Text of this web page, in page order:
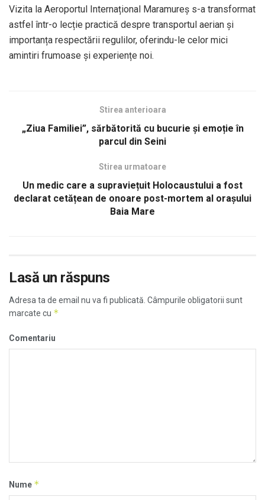
Vizita la Aeroportul Internațional Maramureș s-a transformat
astfel într-o lecție practică despre transportul aerian și
importanța respectării regulilor, oferindu-le celor mici
amintiri frumoase și experiențe noi.
Stirea anterioara
„Ziua Familiei”, sărbătorită cu bucurie și emoție în
parcul din Seini
Stirea urmatoare
Un medic care a supraviețuit Holocaustului a fost
declarat cetățean de onoare post-mortem al orașului
Baia Mare
Lasă un răspuns
Adresa ta de email nu va fi publicată. Câmpurile obligatorii sunt
marcate cu *
Comentariu
Nume *